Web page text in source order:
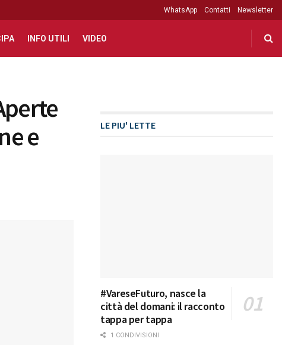
WhatsApp Contatti Newsletter
INFO UTILI VIDEO
e
LE PIU' LETTE
#VareseFuturo, nasce la
città del domani: il racconto
tappa per tappa
1 CONDIVISIONI